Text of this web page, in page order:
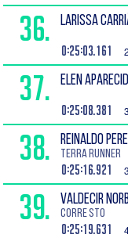
36. LARISSA
0:25:03.161
37. ELEN
0:25:08.381
38. REINALDO
Terra Runner
0:25:16.921
39. VALDECIR
Corre STO
0:25:19.631